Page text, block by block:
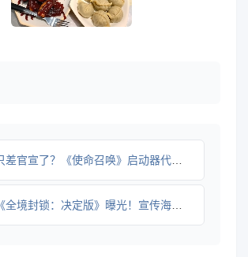
差官宣了？《使命召唤》启动器代码出现任天堂标识
《全境封锁：决定版》曝光！宣传海报出现在日本